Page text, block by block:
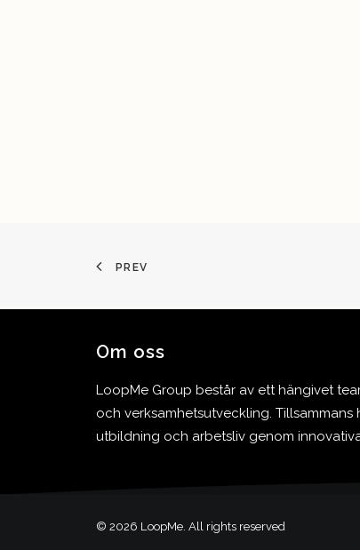
PREV
Om oss
LoopMe Group består av ett hängivet
och verksamhetsutveckling.
utbildning och arbetsliv genom
© 2026 LoopMe. All rights reserved